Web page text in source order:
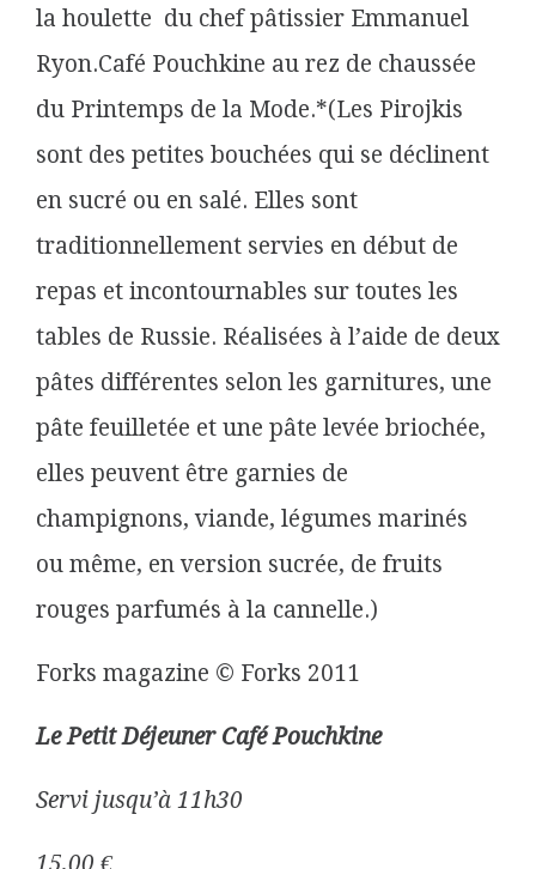
la houlette du chef pâtissier Emmanuel
Ryon.Café Pouchkine au rez de chaussée
du Printemps de la Mode.*(Les Pirojkis
sont des petites bouchées qui se déclinent
en sucré ou en salé. Elles sont
traditionnellement servies en début de
repas et incontournables sur toutes les
tables de Russie. Réalisées à l’aide de deux
pâtes différentes selon les garnitures, une
pâte feuilletée et une pâte levée briochée,
elles peuvent être garnies de
champignons, viande, légumes marinés
ou même, en version sucrée, de fruits
rouges parfumés à la cannelle.)
Forks magazine © Forks 2011
Le Petit Déjeuner Café Pouchkine
Servi jusqu’à 11h30